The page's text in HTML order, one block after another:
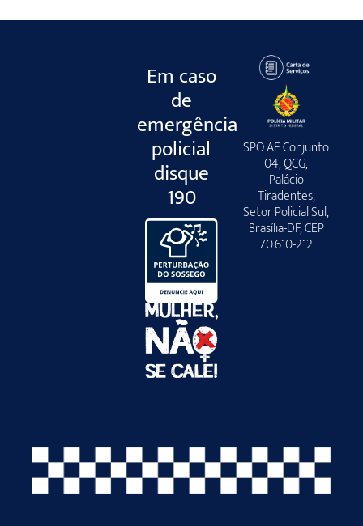
Em caso
de
emergência
policial
disque
190
SPO AE Conjunto
04, QCG,
Palácio
Tiradentes,
Setor Policial Sul,
Brasília-DF, CEP
70.610-212